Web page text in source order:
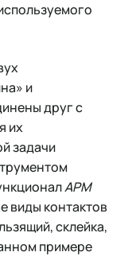
и
друг с
их
задачи
APM
виды контактов
склейка,
примере